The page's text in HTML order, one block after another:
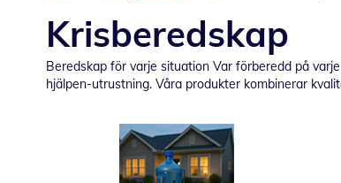
Krisberedskap
Beredskap för varje situation Var förberedd på
hjälpen-utrustning. Våra produkter kombinerar